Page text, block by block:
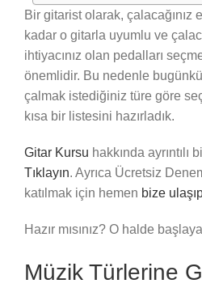
Bir gitarist olarak, çalacağınız
kadar o gitarla uyumlu ve
ihtiyacınız olan pedalları
önemlidir. Bu nedenle
çalmak istediğiniz türe göre
kısa bir listesini hazırladık.
Gitar Kursu hakkında ayrıntılı
Tıklayın. Ayrıca Ücretsiz
katılmak için hemen bize
Hazır mısınız? O halde
Müzik Türlerine